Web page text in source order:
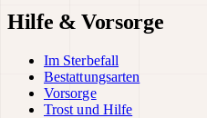
Hilfe & Vorsorge
Im Sterbefall
Bestattungsarten
Vorsorge
Trost und Hilfe